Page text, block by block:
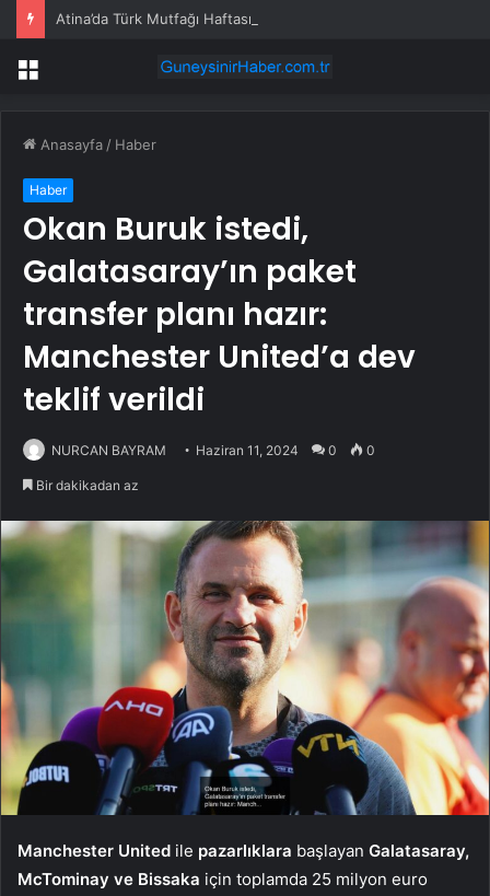
Atina’da Türk Mutfağı Haftası: Sofrada Miras
Menü
Anasayfa / Haber
Haber
Okan Buruk istedi,
Galatasaray’ın paket
transfer planı hazır:
Manchester United’a dev
teklif verildi
NURCAN BAYRAM Haziran 11, 2024 0 0
Bir dakikadan az
Manchester United ile pazarlıklara başlayan Galatasaray,
McTominay ve Bissaka için toplamda 25 milyon euro